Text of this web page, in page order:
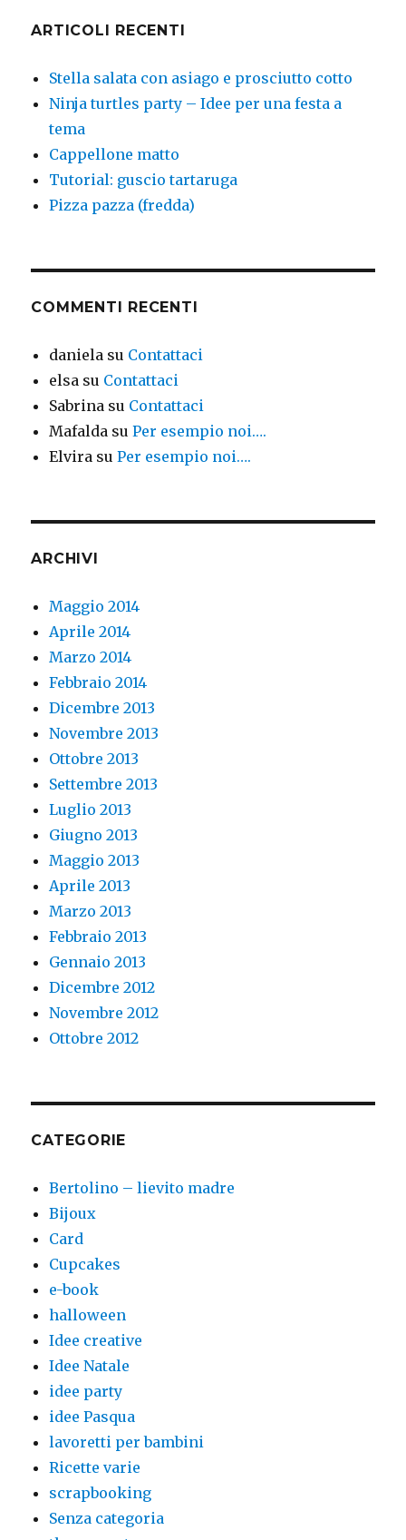
ARTICOLI RECENTI
Stella salata con asiago e prosciutto cotto
Ninja turtles party – Idee per una festa a
tema
Cappellone matto
Tutorial: guscio tartaruga
Pizza pazza (fredda)
COMMENTI RECENTI
daniela su Contattaci
elsa su Contattaci
Sabrina su Contattaci
Mafalda suPer esempio noi….
Elvira suPer esempio noi….
ARCHIVI
Maggio 2014
Aprile 2014
Marzo 2014
Febbraio 2014
Dicembre 2013
Novembre 2013
Ottobre 2013
Settembre 2013
Luglio 2013
Giugno 2013
Maggio 2013
Aprile 2013
Marzo 2013
Febbraio 2013
Gennaio 2013
Dicembre 2012
Novembre 2012
Ottobre 2012
CATEGORIE
Bertolino – lievito madre
Bijoux
Card
Cupcakes
e-book
halloween
Idee creative
Idee Natale
idee party
idee Pasqua
lavoretti per bambini
Ricette varie
scrapbooking
Senza categoria